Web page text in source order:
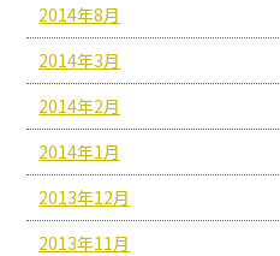
2014年8月
2014年3月
2014年2月
2014年1月
2013年12月
2013年11月